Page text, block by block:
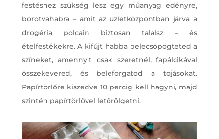
festéshez szükség lesz egy műanyag edényre,
borotvahabra – amit az üzletközpontban járva a
drogéria polcain biztosan találsz – és
ételfestékekre. A kifújt habba belecsöpögteted a
színeket, amennyit csak szeretnél, fapálcikával
összekevered, és beleforgatod a tojásokat.
Papírtörlőre kiszedve 10 percig kell hagyni, majd
szintén papírtörlővel letörölgetni.